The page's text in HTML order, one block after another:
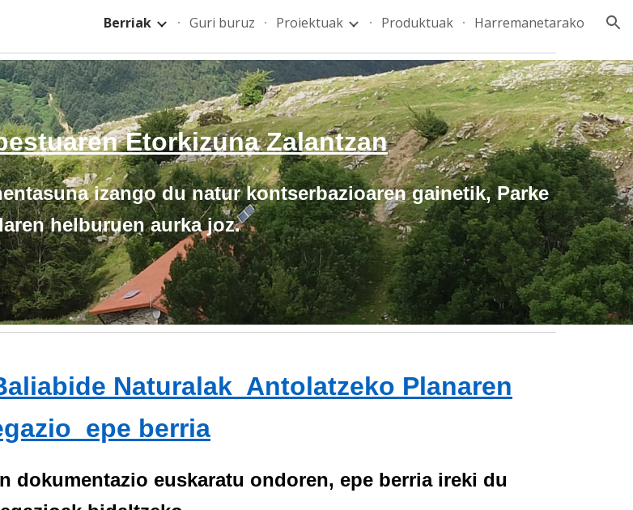
Skip to navigation
Berriak Guri buruz Proiektuak Produktuak Harremanetarako
Etorkizuna Zalantzan
izango du natur kontserbazioaren gainetik, Parke
helburuen aurka joz.
Naturalak Antolatzeko Planaren
epe berria
dokumentazio euskaratu ondoren, epe berria ireki du